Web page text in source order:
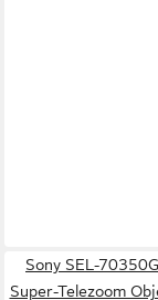
Sony SEL-
Super-Telezoom